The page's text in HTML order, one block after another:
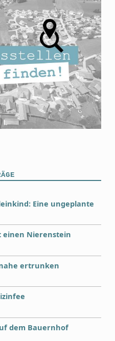
Eine ungeplante
einen Nierenstein
ertrunken
dem Bauernhof